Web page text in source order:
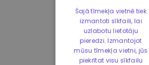
Šajā tīmekļa vietnē tiek
izmantoti sīkfaili, lai
uzlabotu lietotāju
pieredzi. Izmantojot
mūsu tīmekļa vietni, jūs
piekrītat visu sīkfailu